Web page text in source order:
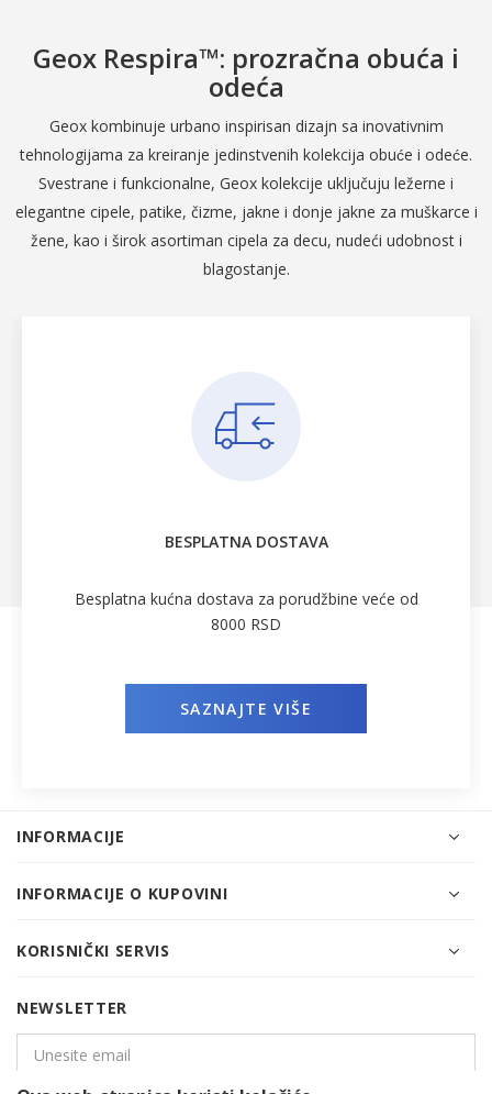
Geox Respira™: prozračna obuća i
odeća
Geox kombinuje urbano inspirisan dizajn sa inovativnim
tehnologijama za kreiranje jedinstvenih kolekcija obuće i odeće.
Svestrane i funkcionalne, Geox kolekcije uključuju ležerne i
elegantne cipele, patike, čizme, jakne i donje jakne za muškarce i
žene, kao i širok asortiman cipela za decu, nudeći udobnost i
blagostanje.
BESPLATNA DOSTAVA
Besplatna kućna dostava za porudžbine veće od
8000 RSD
SAZNAJTE VIŠE
INFORMACIJE
INFORMACIJE O KUPOVINI
KORISNIČKI SERVIS
NEWSLETTER